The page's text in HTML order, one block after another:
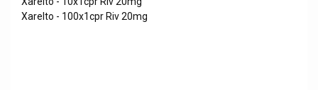
Xarelto - 100x1cpr Riv 20mg